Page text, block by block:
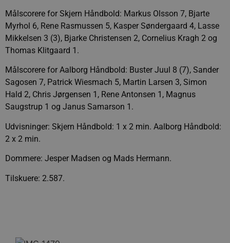
Målscorere for Skjern Håndbold: Markus Olsson 7, Bjarte
Myrhol 6, Rene Rasmussen 5, Kasper Søndergaard 4, Lasse
Mikkelsen 3 (3), Bjarke Christensen 2, Cornelius Kragh 2 og
Thomas Klitgaard 1.
Målscorere for Aalborg Håndbold: Buster Juul 8 (7), Sander
Sagosen 7, Patrick Wiesmach 5, Martin Larsen 3, Simon
Hald 2, Chris Jørgensen 1, Rene Antonsen 1, Magnus
Saugstrup 1 og Janus Samarson 1.
Udvisninger: Skjern Håndbold: 1 x 2 min. Aalborg Håndbold:
2 x 2 min.
Dommere: Jesper Madsen og Mads Hermann.
Tilskuere: 2.587.